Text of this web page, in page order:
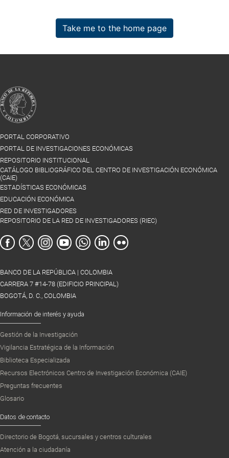
Take me to the home page
PORTAL CORPORATIVO
PORTAL DE INVESTIGACIONES ECONÓMICAS
REPOSITORIO INSTITUCIONAL
CATÁLOGO BIBLIOGRÁFICO DEL CENTRO DE INVESTIGACIÓN ECONÓMICA
(CAIE)
ESTADÍSTICAS ECONÓMICAS
EDUCACIÓN ECONÓMICA
RED DE INVESTIGADORES
REPOSITORIO DE LA RED DE INVESTIGADORES (RIEC)
BANCO DE LA REPÚBLICA | COLOMBIA
CARRERA 7 #14-78 (EDIFICIO PRINCIPAL)
BOGOTÁ, D. C., COLOMBIA
Información de interés y ayuda
Gestión de la Investigación
Vigilancia Estratégica de la Información
Biblioteca Especializada
Recursos Electrónicos Centro de Investigación Económica (CAIE)
Preguntas frecuentes
Glosario
Datos de contacto
Directorio de Bogotá, sucursales y centros culturales
Atención a la ciudadanía